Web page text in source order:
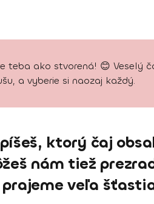
ako stvorená! 😊 Veselý
a vyberie si naozaj každý.
ktorý čaj
nám tiež
veľa